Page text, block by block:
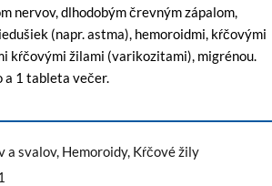
nervov, dlhodobým črevným zápalom,
(napr. astma), hemoroidmi, kŕčovými
kŕčovými žilami (varikozitami), migrénou.
a 1 tableta večer.
a svalov, Hemoroidy, Kŕčové žily